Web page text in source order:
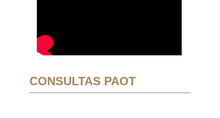
CONSULTAS PAOT